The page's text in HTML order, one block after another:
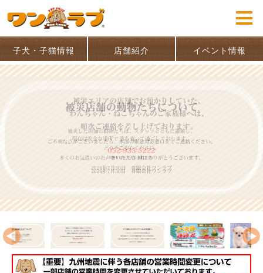
子犬・子猫情報 店舗紹介 イベント情報